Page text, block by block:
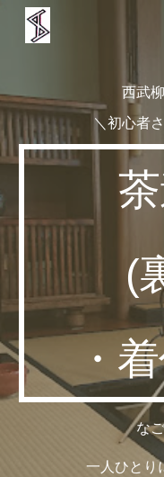
Skip to main content
西武
＼初心者
(
・
な
一人ひとり